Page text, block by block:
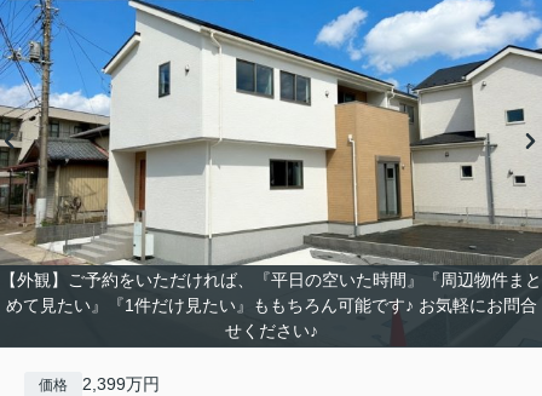
【外観】ご予約をいただければ、『平日の空いた時間』『周辺物件まと
めて見たい』『1件だけ見たい』ももちろん可能です♪ お気軽にお問合
せください♪
価格 2,399万円